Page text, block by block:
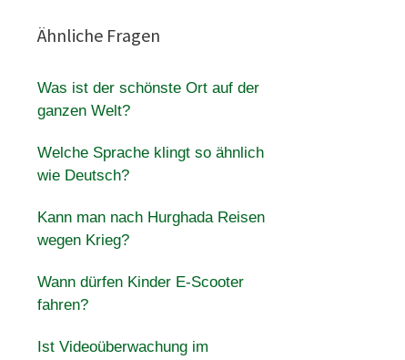
Ähnliche Fragen
Was ist der schönste Ort auf der
ganzen Welt?
Welche Sprache klingt so ähnlich
wie Deutsch?
Kann man nach Hurghada Reisen
wegen Krieg?
Wann dürfen Kinder E-Scooter
fahren?
Ist Videoüberwachung im